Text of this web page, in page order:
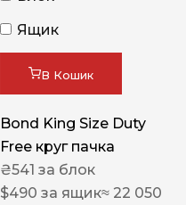
Ящик
В Кошик
Bond King Size Duty
Free круг пачка
₴541 за блок
$490 за ящик≈ 22 050